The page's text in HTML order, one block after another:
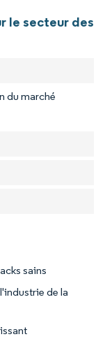
le secteur des
du marché
sains
de la